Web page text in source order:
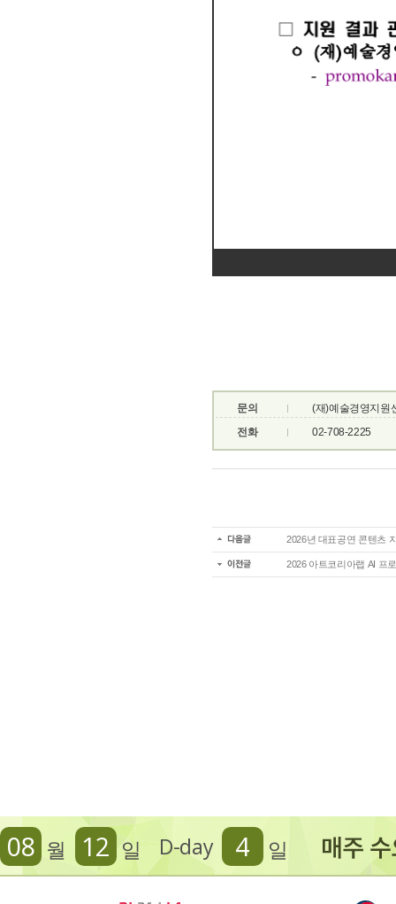
문의
(재)예술경영지원
전화
02-708-2225
2026년 대표공연 콘텐츠
2026 아트코리아랩 AI 프
D-day 4 일
08 월 12 일